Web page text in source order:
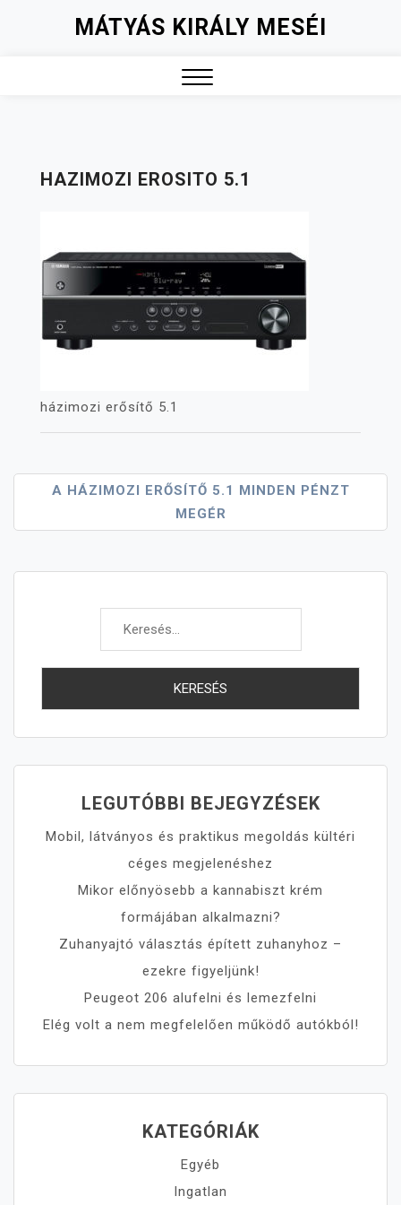
MÁTYÁS KIRÁLY MESÉI
HAZIMOZI EROSITO 5.1
házimozi erősítő 5.1
Bejegyzés
Navigáció
A HÁZIMOZI ERŐSÍTŐ 5.1 MINDEN PÉNZT
MEGÉR
Keresés:
LEGUTÓBBI BEJEGYZÉSEK
Mobil, látványos és praktikus megoldás kültéri
céges megjelenéshez
Mikor előnyösebb a kannabiszt krém
formájában alkalmazni?
Zuhanyajtó választás épített zuhanyhoz –
ezekre figyeljünk!
Peugeot 206 alufelni és lemezfelni
Elég volt a nem megfelelően működő autókból!
KATEGÓRIÁK
Egyéb
Ingatlan